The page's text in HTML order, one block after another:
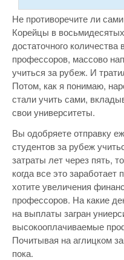
Не противоречите ли
Корейцы в
достаточного
профессоров, массово
учиться за рубеж. И
Потом, как я понимаю,
стали учить сами,
свои университеты.
Вы одобряете отправку
студентов за рубеж
затраты лет через пять,
когда все это
хотите увеличения
профессоров. На какие
на выплаты загран
высокооплачиваемые
Почитывая на аглицком
пока.